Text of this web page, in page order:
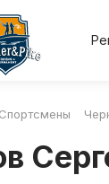
2026
Весна
Спортсмены